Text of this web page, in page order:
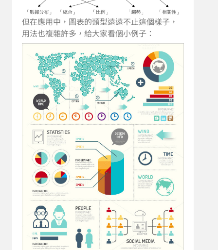
但在應用中，圖表的類型遠遠不止這個樣子，
用法也複雜許多，給大家看個小例子：